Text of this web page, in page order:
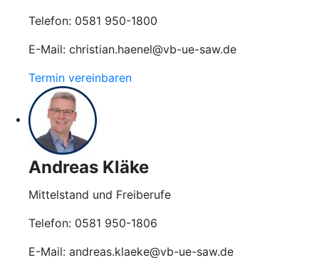
Telefon: 0581 950-1800
E-Mail: christian.haenel@vb-ue-saw.de
Termin vereinbaren
Andreas Kläke
Mittelstand und Freiberufe
Telefon: 0581 950-1806
E-Mail: andreas.klaeke@vb-ue-saw.de